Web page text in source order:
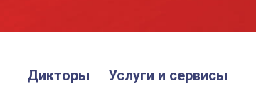
Дикторы Услуги и сервисы